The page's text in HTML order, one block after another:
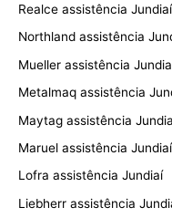
Realce assistência Jundiaí
Northland assistência
Mueller assistência
Metalmaq assistência
Maytag assistência
Maruel assistência Jundiaí
Lofra assistência Jundiaí
Liebherr assistência